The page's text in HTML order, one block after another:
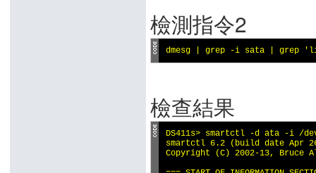
檢測指令2
dmesg | grep -i sata | grep
檢查結果
DS411s> smartctl -d ata -i /
smartctl 6.2 (build date Apr
Copyright (C) 2002-13, Bruce